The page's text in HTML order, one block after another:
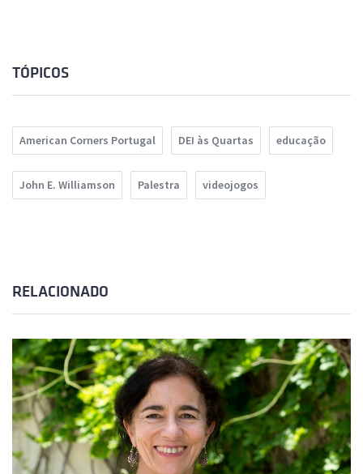
TÓPICOS
American Corners Portugal DEI às Quartas educação
John E. Williamson Palestra videojogos
RELACIONADO